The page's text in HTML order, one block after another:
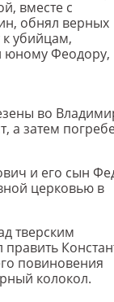
вместе с
обнял верных
убийцам,
юному Феодору,
во
а затем
и его сын
церковью в
тверским
править
повиновения
колокол.